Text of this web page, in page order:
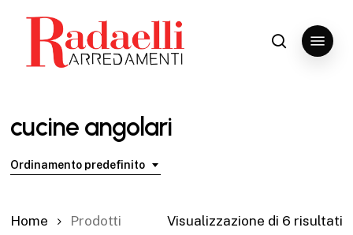
content
search
Menu
cucine angolari
Ordinamento predefinito
Visualizzazione di 6 risultati
Home
Prodotti
Close